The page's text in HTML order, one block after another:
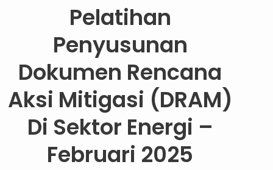
Pelatihan
Penyusunan
Dokumen Rencana
Aksi Mitigasi (DRAM)
Di Sektor Energi –
Februari 2025